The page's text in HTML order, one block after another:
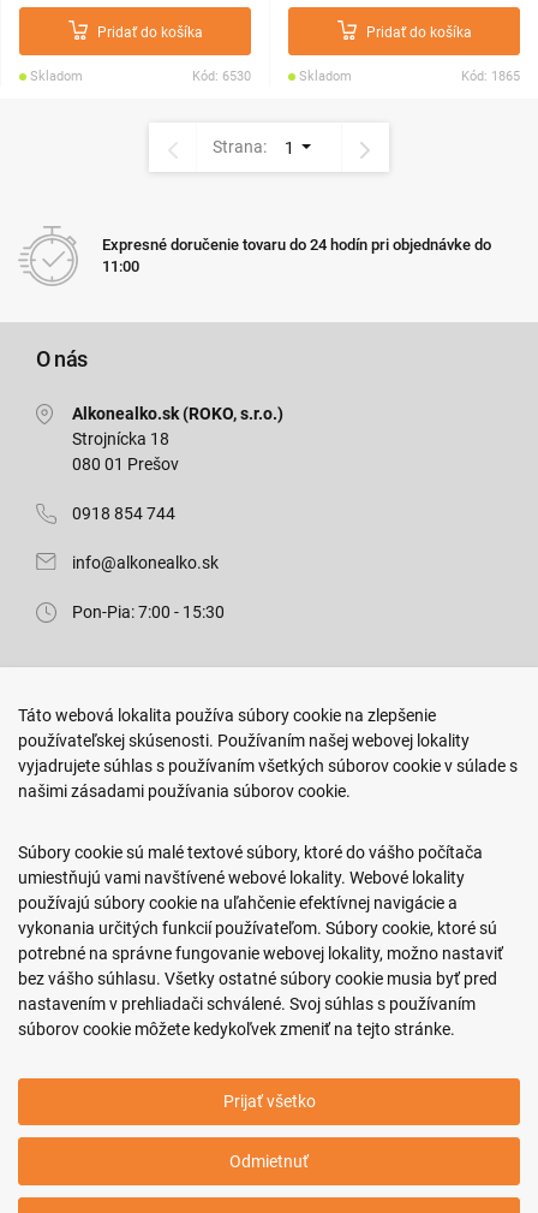
Pridať do košíka
Skladom Kód: 6530
Pridať do košíka
Skladom Kód: 1865
Strana: 1
Expresné doručenie tovaru do 24 hodín pri objednávke do
11:00
O nás
Alkonealko.sk (ROKO, s.r.o.)
Strojnícka 18
080 01 Prešov
0918 854 744
info@alkonealko.sk
Pon-Pia: 7:00 - 15:30
Arm. gen. Svobodu 23/A
080 01 Prešov
0917 466 578
sekcovpredajna@doroka.sk
Pon-Ned: 9:00 - 20:00
Podmienky nákupu
Informácie o firme
Copyright © 2011-2026 ROKO, s.r.o.
Upraviť nastavenia Cookies
Táto webová lokalita používa súbory cookie na zlepšenie
používateľskej skúsenosti. Používaním našej webovej lokality
vyjadrujete súhlas s používaním všetkých súborov cookie v súlade s
našimi zásadami používania súborov cookie.
Súbory cookie sú malé textové súbory, ktoré do vášho počítača
umiestňujú vami navštívené webové lokality. Webové lokality
používajú súbory cookie na uľahčenie efektívnej navigácie a
vykonania určitých funkcií používateľom. Súbory cookie, ktoré sú
potrebné na správne fungovanie webovej lokality, možno nastaviť
bez vášho súhlasu. Všetky ostatné súbory cookie musia byť pred
nastavením v prehliadači schválené. Svoj súhlas s používaním
súborov cookie môžete kedykoľvek zmeniť na tejto stránke.
Prijať všetko
Odmietnuť